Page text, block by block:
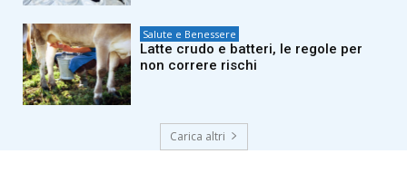
Salute e Benessere
Latte crudo e batteri, le regole per
non correre rischi
Carica altri